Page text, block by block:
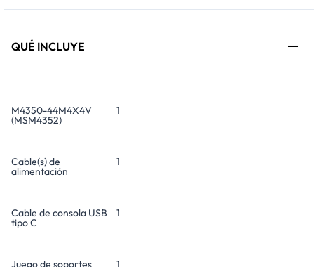
QUÉ INCLUYE
M4350-44M4X4V
(MSM4352)
1
Cable(s) de
alimentación
1
Cable de consola USB
tipo C
1
Juego de soportes 1